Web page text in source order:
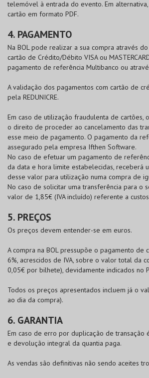
telemóvel à entrada do evento. Em
cartão em formato PDF.
4. PAGAMENTO
Na BOLpode realizar a sua compra através
cartão de Crédito/Débito VISAou
pagamento de referência Multibanco ou
A validação dos pagamentos com cartão de
pela REDUNICRE.
Em caso de utilização fraudulenta de cartões,
o direito de proceder ao cancelamento das
esse meio de pagamento. O pagamento da
assegurado pela empresa Ifthen Software.
No caso de efetuar um pagamento de
da data e hora limite estabelecidas, receberá
desse valor para utilização numa compra de
No caso de solicitar uma transferência para o
valor de 1,85€ (IVA incluído) referente a
5. PREÇOS
Os preços devem entender-se em euros.
A compra na BOLpressupõe o pagamento de
6%, acrescidos de IVA, sobre o valor total da
0,05€ por bilhete), devidamente indicados no
Todos os preços apresentados incluem já o
ao dia da compra).
6. GARANTIA
Em caso de erro por duplicação de transação
e devolução integral da quantia paga.
As vendas são definitivas não sendo aceites